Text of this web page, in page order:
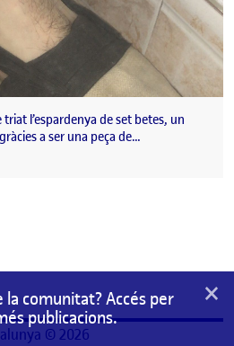
l’espardenya de set betes, un
a ser una peça de…
comunitat? Accés per
publicacions.
×
© 2026